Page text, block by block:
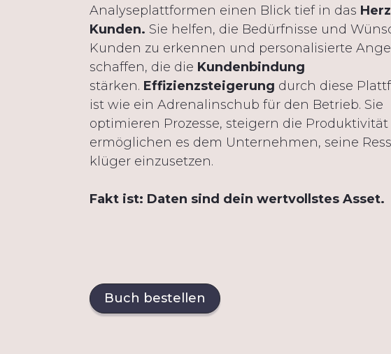
Analyseplattformen einen Blick tief in das
Kunden. Sie helfen, die Bedürfnisse und
Kunden zu erkennen und personalisierte
schaffen, die die Kundenbindung
stärken. Effizienzsteigerung durch diese
ist wie ein Adrenalinschub für den Betrieb. Sie
optimieren Prozesse, steigern die Produktivität
ermöglichen es dem Unternehmen, seine
klüger einzusetzen.
Fakt ist: Daten sind dein wertvollstes Asset.
Buch bestellen